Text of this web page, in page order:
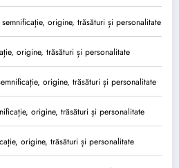
origine, trăsături și personalitate
origine, trăsături și personalitate
origine, trăsături și personalitate
origine, trăsături și personalitate
origine, trăsături și personalitate